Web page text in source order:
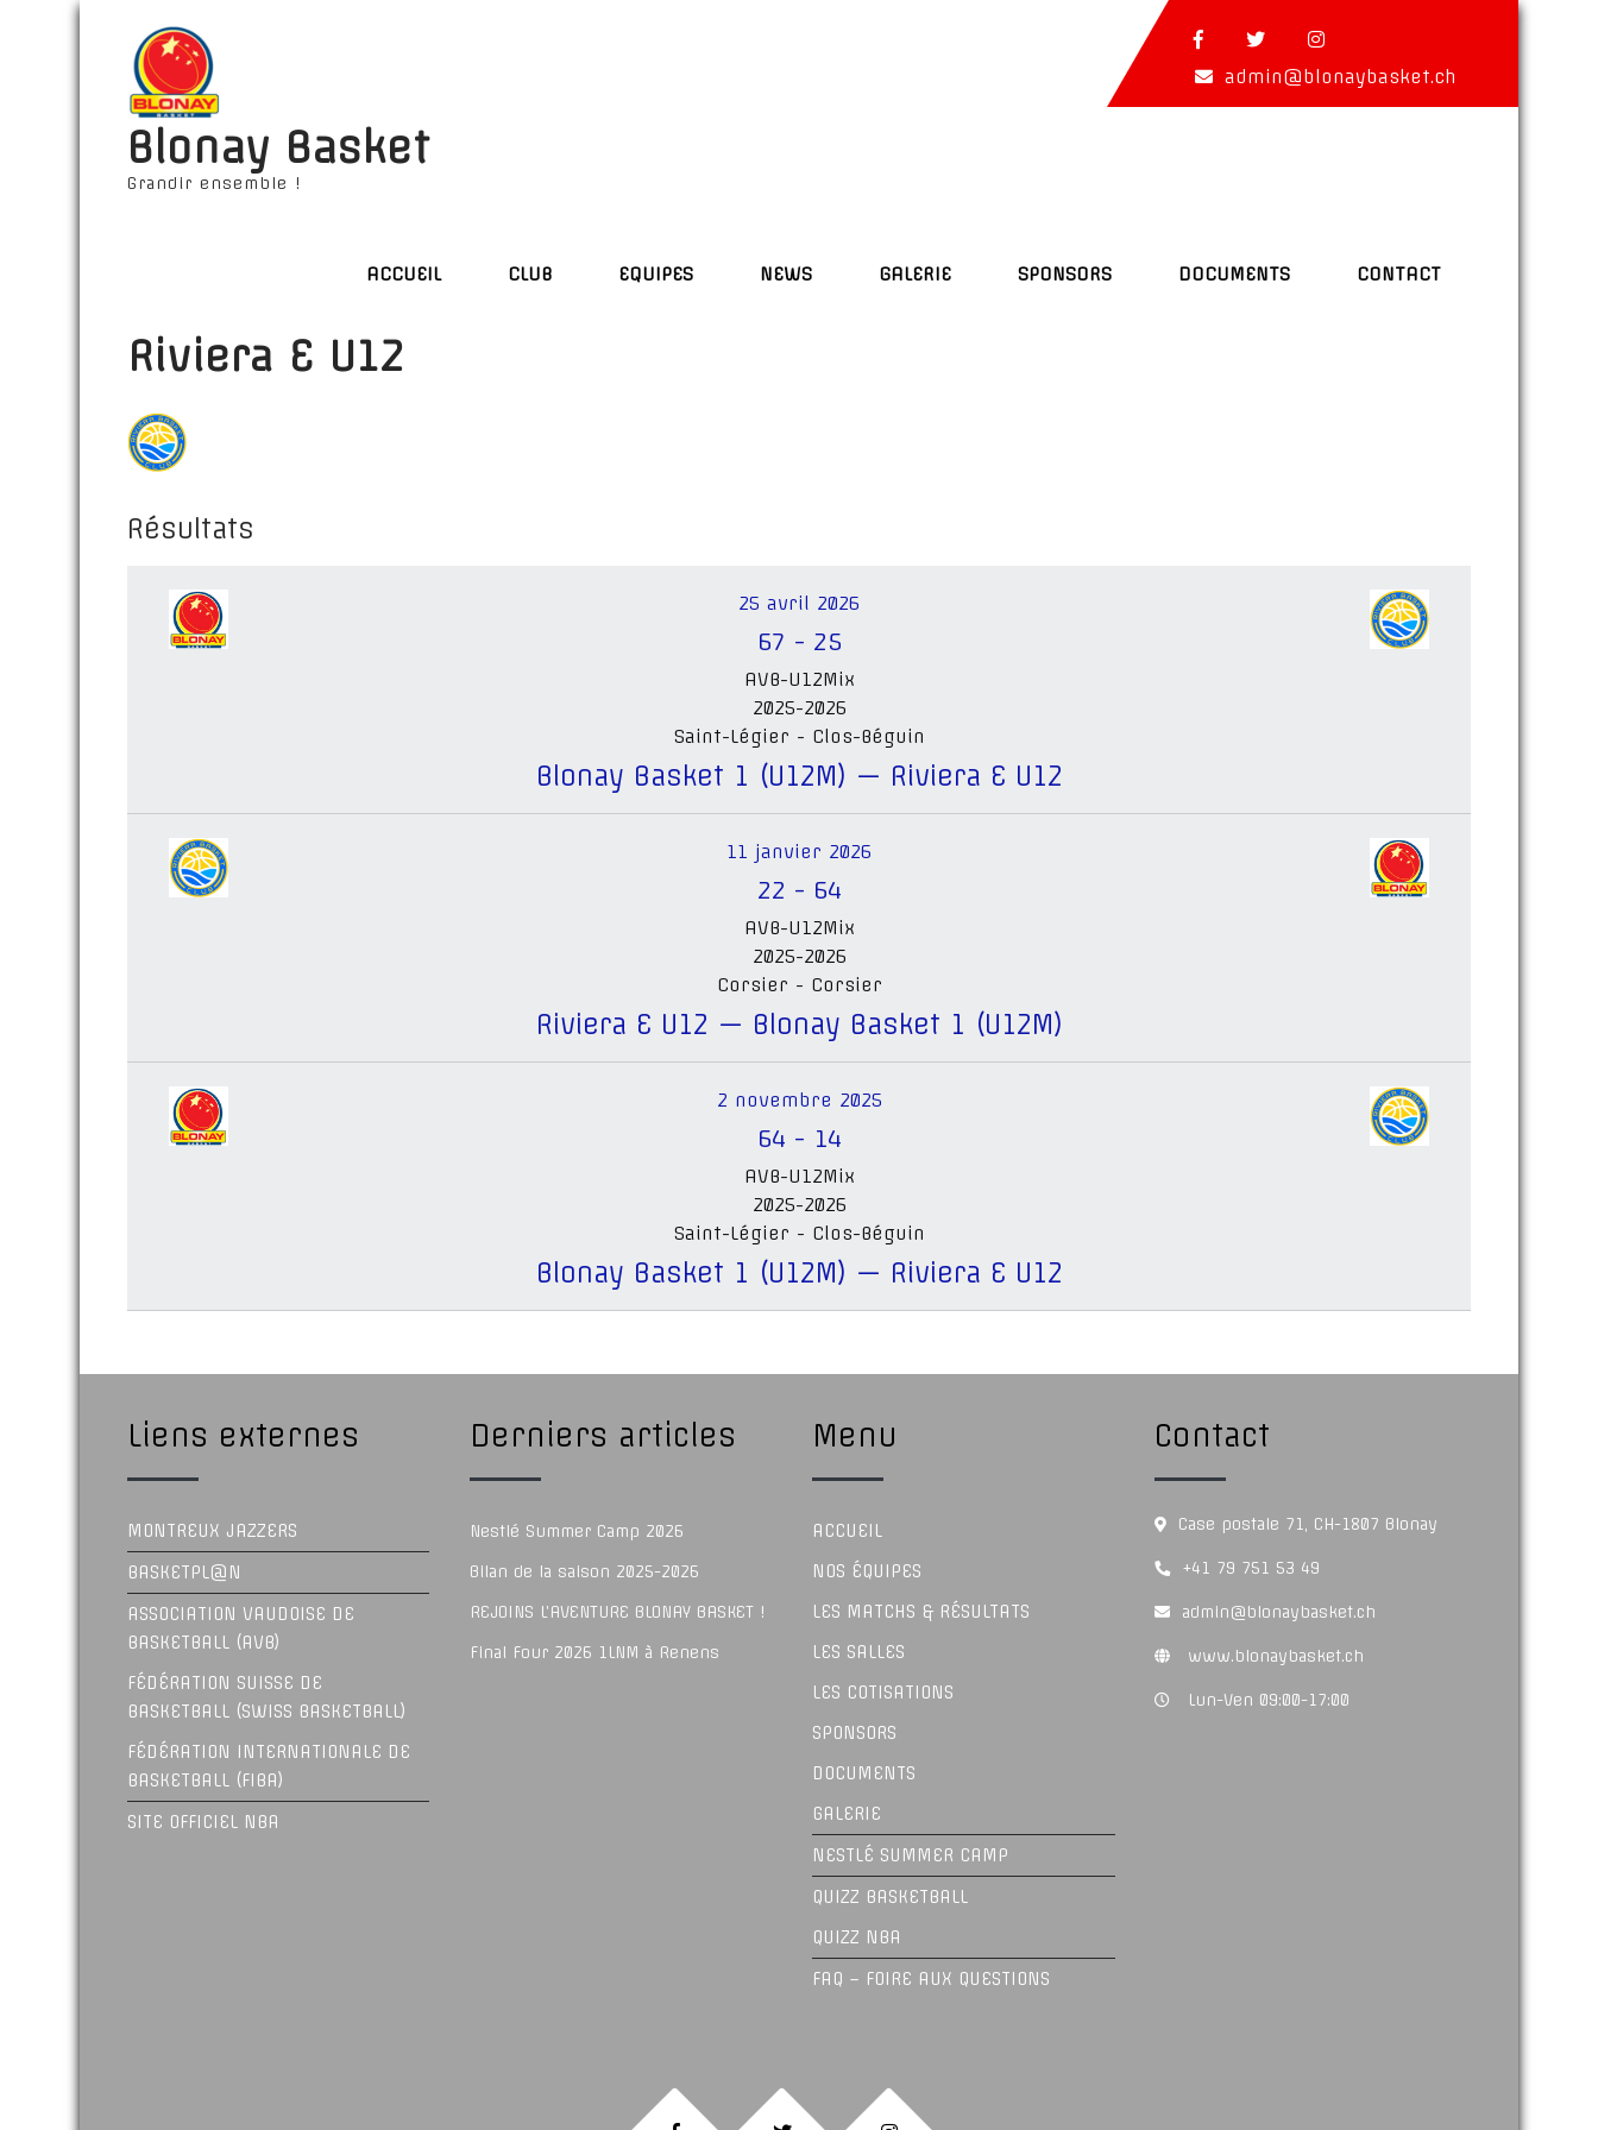
Blonay Basket
Grandir ensemble !
admin@blonaybasket.ch
ACCUEIL CLUB EQUIPES NEWS GALERIE SPONSORS DOCUMENTS CONTACT
Riviera E U12
Résultats
25 avril 2026
67 - 25
AVB-U12Mix
2025-2026
Saint-Légier - Clos-Béguin
Blonay Basket 1 (U12M) — Riviera E U12
11 janvier 2026
22 - 64
AVB-U12Mix
2025-2026
Corsier - Corsier
Riviera E U12 — Blonay Basket 1 (U12M)
2 novembre 2025
64 - 14
AVB-U12Mix
2025-2026
Saint-Légier - Clos-Béguin
Blonay Basket 1 (U12M) — Riviera E U12
Liens externes
MONTREUX JAZZERS
BASKETPL@N
ASSOCIATION VAUDOISE DE
BASKETBALL (AVB)
FÉDÉRATION SUISSE DE
BASKETBALL (SWISS BASKETBALL)
FÉDÉRATION INTERNATIONALE DE
BASKETBALL (FIBA)
SITE OFFICIEL NBA
Derniers articles
Nestlé Summer Camp 2026
Bilan de la saison 2025-2026
REJOINS L’AVENTURE BLONAY BASKET !
Final Four 2026 1LNM à Renens
Menu
ACCUEIL
NOS ÉQUIPES
LES MATCHS & RÉSULTATS
LES SALLES
LES COTISATIONS
SPONSORS
DOCUMENTS
GALERIE
NESTLÉ SUMMER CAMP
QUIZZ BASKETBALL
QUIZZ NBA
FAQ – FOIRE AUX QUESTIONS
Contact
Case postale 71, CH-1807 Blonay
+41 79 751 53 49
admin@blonaybasket.ch
www.blonaybasket.ch
Lun-Ven 09:00-17:00